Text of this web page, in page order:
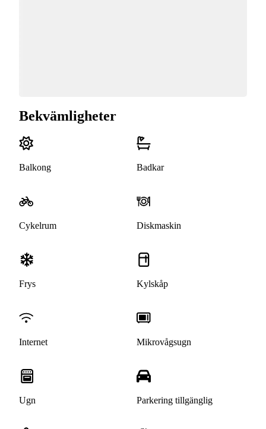
Bekvämligheter
Balkong Badkar
Cykelrum Diskmaskin
Frys Kylskåp
Internet Mikrovågsugn
Ugn Parkering tillgänglig